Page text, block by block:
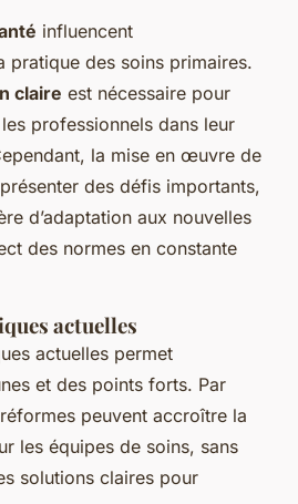
influencent
pratique des soins primaires.
claire est nécessaire pour
professionnels dans leur
la mise en œuvre de
des défis importants,
d’adaptation aux nouvelles
des normes en constante
actuelles
actuelles permet
et des points forts. Par
peuvent accroître la
les équipes de soins, sans
solutions claires pour